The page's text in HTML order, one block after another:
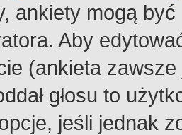
ankiety mogą
Aby
(ankieta
głosu to
jeśli jednak